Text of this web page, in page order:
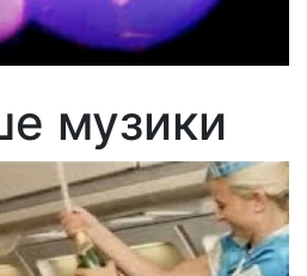
музики